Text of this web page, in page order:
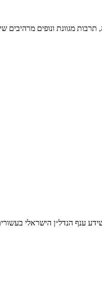
מגוונת ונופים
המאתגרות ביותר שידע ענף